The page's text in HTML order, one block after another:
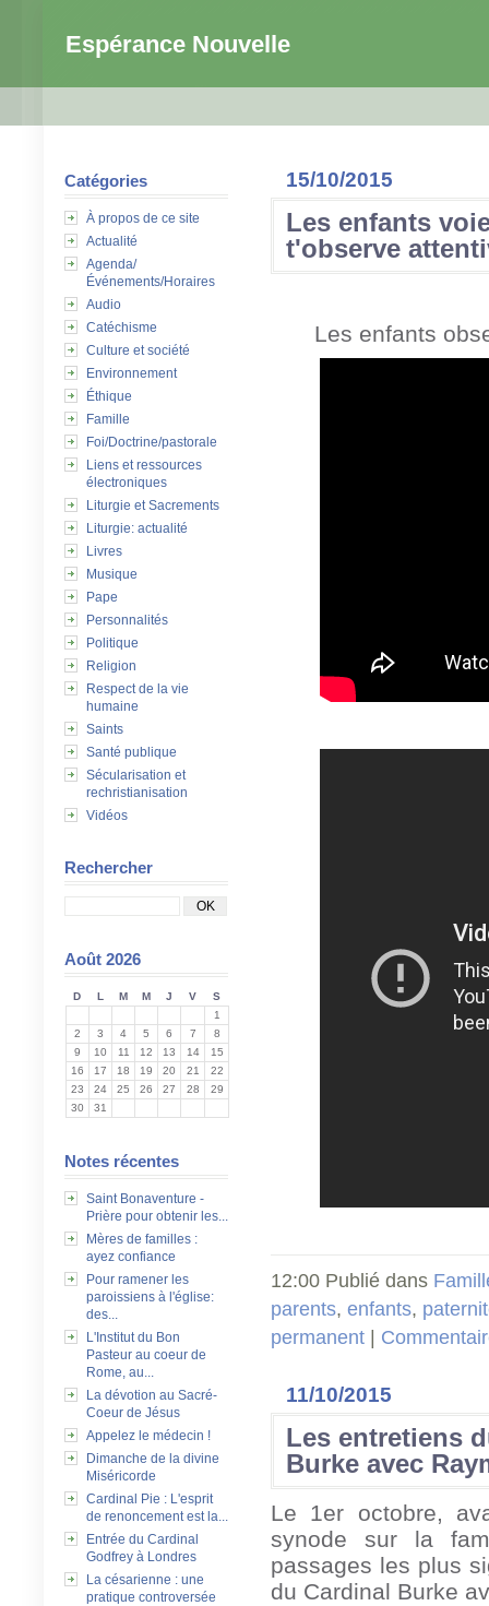
Espérance Nouvelle
Catégories
À propos de ce site
Actualité
Agenda/
Événements/Horaires
Audio
Catéchisme
Culture et société
Environnement
Éthique
Famille
Foi/Doctrine/pastorale
Liens et ressources
électroniques
Liturgie et Sacrements
Liturgie: actualité
Livres
Musique
Pape
Personnalités
Politique
Religion
Respect de la vie
humaine
Saints
Santé publique
Sécularisation et
rechristianisation
Vidéos
Rechercher
Août 2026
D L M M J V
S
1
2
3 4 5 6 7
8
9
10 11 12 13 14
15
16
17 18 19 20 21
22
23
24 25 26 27 28
29
30
31
Notes récentes
Saint Bonaventure -
Prière pour obtenir les...
Mères de familles :
ayez confiance
Pour ramener les
paroissiens à l'église:
des...
L'Institut du Bon
Pasteur au coeur de
Rome, au...
La dévotion au Sacré-
Coeur de Jésus
Appelez le médecin !
Dimanche de la divine
Miséricorde
Cardinal Pie : L'esprit
de renoncement est la...
Entrée du Cardinal
Godfrey à Londres
La césarienne : une
pratique controversée
15/10/2015
Les enfants
t'observe
Les enfants
12:00 Publié dans
parents, enfants,
permanent
11/10/2015
Les entretiens
Burke avec
Le 1er octobre,
synode sur la
passages les plus
du Cardinal Burke